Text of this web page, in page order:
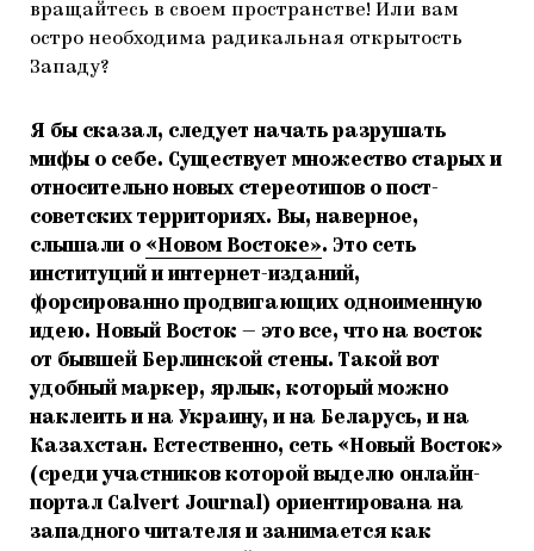
вращайтесь в своем пространстве! Или вам
остро необходима радикальная открытость
Западу?
Я бы сказал, следует начать разрушать
мифы о себе. Существует множество старых и
относительно новых стереотипов о пост-
советских территориях. Вы, наверное,
слышали о «Новом Востоке». Это сеть
институций и интернет-изданий,
форсированно продвигающих одноименную
идею. Новый Восток — это все, что на восток
от бывшей Берлинской стены. Такой вот
удобный маркер, ярлык, который можно
наклеить и на Украину, и на Беларусь, и на
Казахстан. Естественно, сеть «Новый Восток»
(среди участников которой выделю онлайн-
портал Calvert Journal) ориентирована на
западного читателя и занимается как